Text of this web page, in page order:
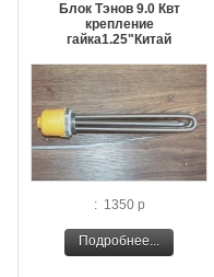
Блок Тэнов 9.0 Квт
крепление
гайка1.25"Китай
: 1350 р
Подробнее...